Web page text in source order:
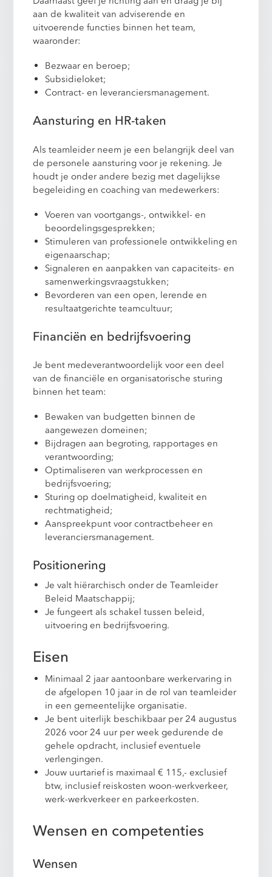
aan de kwaliteit van adviserende en
uitvoerende functies binnen het team,
waaronder:
Bezwaar en beroep;
Subsidieloket;
Contract- en leveranciersmanagement.
Aansturing en HR-taken
Als teamleider neem je een belangrijk deel van
de personele aansturing voor je rekening. Je
houdt je onder andere bezig met dagelijkse
begeleiding en coaching van medewerkers:
Voeren van voortgangs-, ontwikkel- en
beoordelingsgesprekken;
Stimuleren van professionele ontwikkeling en
eigenaarschap;
Signaleren en aanpakken van capaciteits- en
samenwerkingsvraagstukken;
Bevorderen van een open, lerende en
resultaatgerichte teamcultuur;
Financiën en bedrijfsvoering
Je bent medeverantwoordelijk voor een deel
van de financiële en organisatorische sturing
binnen het team:
Bewaken van budgetten binnen de
aangewezen domeinen;
Bijdragen aan begroting, rapportages en
verantwoording;
Optimaliseren van werkprocessen en
bedrijfsvoering;
Sturing op doelmatigheid, kwaliteit en
rechtmatigheid;
Aanspreekpunt voor contractbeheer en
leveranciersmanagement.
Positionering
Je valt hiërarchisch onder de Teamleider
Beleid Maatschappij;
Je fungeert als schakel tussen beleid,
uitvoering en bedrijfsvoering.
Eisen
Minimaal 2 jaar aantoonbare werkervaring in
de afgelopen 10 jaar in de rol van teamleider
in een gemeentelijke organisatie.
Je bent uiterlijk beschikbaar per 24 augustus
2026 voor 24 uur per week gedurende de
gehele opdracht, inclusief eventuele
verlengingen.
Jouw uurtarief is maximaal € 115,- exclusief
btw, inclusief reiskosten woon-werkverkeer,
werk-werkverkeer en parkeerkosten.
Wensen en competenties
Wensen